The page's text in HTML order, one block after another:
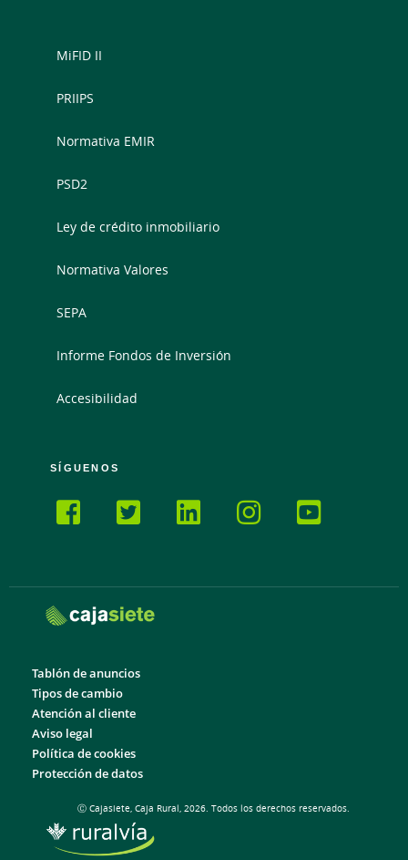
MiFID II
PRIIPS
Normativa EMIR
PSD2
Ley de crédito inmobiliario
Normativa Valores
SEPA
Informe Fondos de Inversión
Accesibilidad
SÍGUENOS
Tablón de anuncios
Tipos de cambio
Atención al cliente
Aviso legal
Política de cookies
Protección de datos
Ⓒ Cajasiete, Caja Rural, 2026. Todos los derechos reservados.